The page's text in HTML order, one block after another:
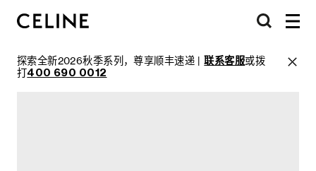
探索全新2026秋季系列，尊享顺丰速递 |联系客服或拨
打400 690 0012